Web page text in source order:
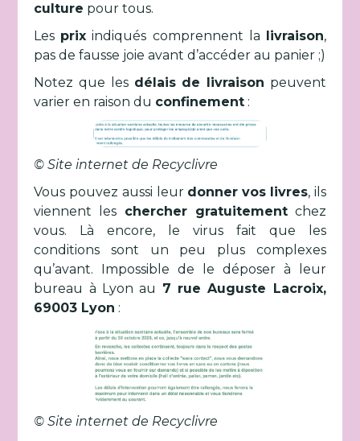
culture pour tous.
Les prix indiqués comprennent la livraison,
pas de fausse joie avant d’accéder au panier ;)
Notez que les délais de livraison peuvent
varier en raison du confinement :
© Site internet de Recyclivre
Vous pouvez aussi leur donner vos livres, ils
viennent les chercher gratuitementchez
vous. Là encore, le virus fait que les
conditions sont un peu plus complexes
qu’avant. Impossible de le déposer à leur
bureau à Lyon au 7 rue Auguste Lacroix,
69003 Lyon :
© Site internet de Recyclivre